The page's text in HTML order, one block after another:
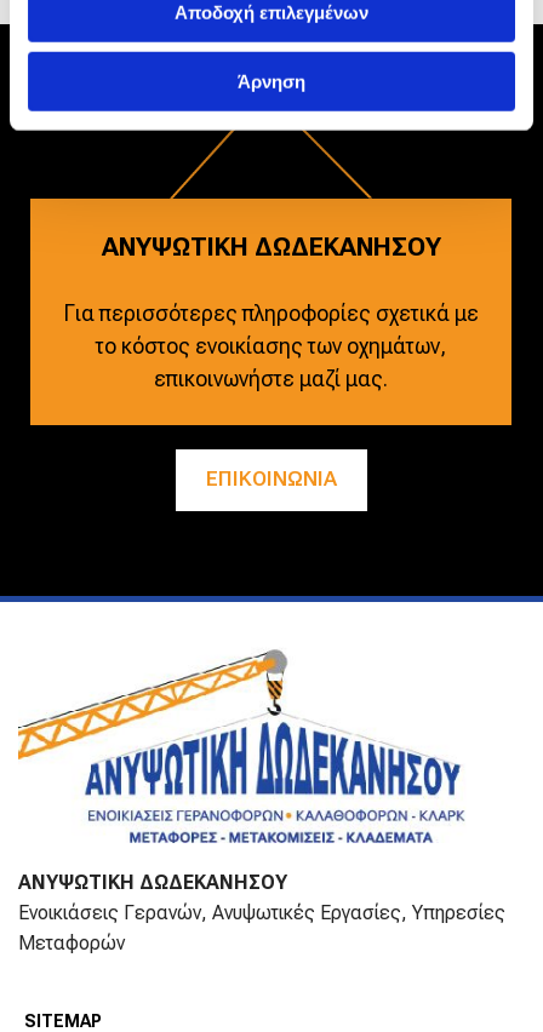
Αποδοχή επιλεγμένων
Άρνηση
ΑΝΥΨΩΤΙΚΗ ΔΩΔΕΚΑΝΗΣΟΥ
Για περισσότερες πληροφορίες σχετικά με
το κόστος ενοικίασης των οχημάτων,
επικοινωνήστε μαζί μας.
ΕΠΙΚΟΙΝΩΝΙΑ
ΑΝΥΨΩΤΙΚΗ ΔΩΔΕΚΑΝΗΣΟΥ
Ενοικιάσεις Γερανών, Ανυψωτικές Εργασίες, Υπηρεσίες
Μεταφορών
SITEMAP